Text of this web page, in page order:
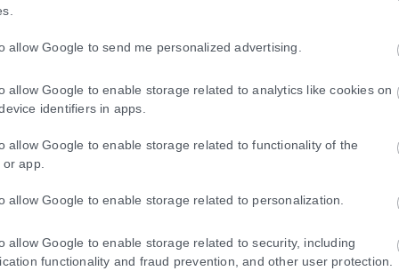
allow Google to send me personalized advertising.
allow Google to enable storage related to analytics like cookies on
identifiers in apps.
allow Google to enable storage related to functionality of the
app.
allow Google to enable storage related to personalization.
allow Google to enable storage related to security, including
functionality and fraud prevention, and other user protection.
ή διαβατήριο τα ταξίδια στο εξωτερικό
ταυτότητες παύουν να ισχύουν ως ταξιδιωτικά έγγραφα για το
για την κρατική αρωγή προς τους